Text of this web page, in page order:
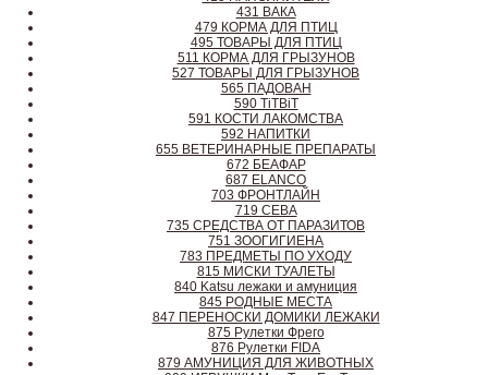
431 ВАКА
479 КОРМА ДЛЯ ПТИЦ
495 ТОВАРЫ ДЛЯ ПТИЦ
511 КОРМА ДЛЯ ГРЫЗУНОВ
527 ТОВАРЫ ДЛЯ ГРЫЗУНОВ
565 ПАДОВАН
590 TiTBiT
591 КОСТИ ЛАКОМСТВА
592 НАПИТКИ
655 ВЕТЕРИНАРНЫЕ ПРЕПАРАТЫ
672 БЕАФАР
687 ELANCO
703 ФРОНТЛАЙН
719 СЕВА
735 СРЕДСТВА ОТ ПАРАЗИТОВ
751 ЗООГИГИЕНА
783 ПРЕДМЕТЫ ПО УХОДУ
815 МИСКИ ТУАЛЕТЫ
840 Katsu лежаки и амуниция
845 РОДНЫЕ МЕСТА
847 ПЕРЕНОСКИ ДОМИКИ ЛЕЖАКИ
875 Рулетки Фрего
876 Рулетки FIDA
879 АМУНИЦИЯ ДЛЯ ЖИВОТНЫХ